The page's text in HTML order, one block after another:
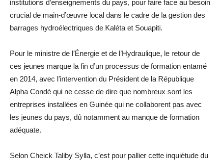
institutions d’enseignements du pays, pour faire face au besoin
crucial de main-d’œuvre local dans le cadre de la gestion des
barrages hydroélectriques de Kaléta et Souapiti.
Pour le ministre de l’Énergie et de l’Hydraulique, le retour de
ces jeunes marque la fin d’un processus de formation entamé
en 2014, avec l’intervention du Président de la République
Alpha Condé qui ne cesse de dire que nombreux sont les
entreprises installées en Guinée qui ne collaborent pas avec
les jeunes du pays, dû notamment au manque de formation
adéquate.
Selon Cheick Taliby Sylla, c’est pour pallier cette inquiétude du